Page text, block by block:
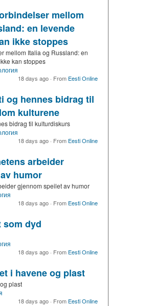
mellom
en levende
ikke stoppes
mellom Italia og Russland: en
kan stoppes
18 days ago · From Eesti Online
og hennes bidrag til
kulturene
bidrag til kulturdiskurs
18 days ago · From Eesti Online
arbeider
humor
gjennom speilet av humor
18 days ago · From Eesti Online
dyd
18 days ago · From Eesti Online
i havene og plast
plast
18 days ago · From Eesti Online